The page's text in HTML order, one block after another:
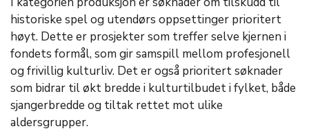
historiske spel og utendørs oppsettinger prioritert
høyt. Dette er prosjekter som treffer selve kjernen i
fondets formål, som gir samspill mellom profesjonell
og frivillig kulturliv. Det er også prioritert søknader
som bidrar til økt bredde i kulturtilbudet i fylket, både
sjangerbredde og tiltak rettet mot ulike
aldersgrupper.